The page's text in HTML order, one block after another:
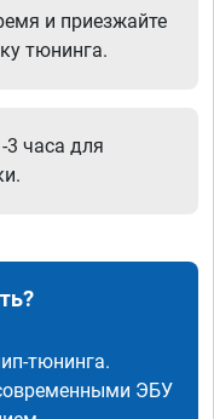
и приезжайте
тюнинга.
3 часа для
тюнинга.
ЭБУ